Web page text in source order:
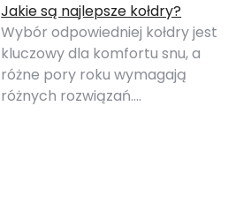
Jakie są najlepsze kołdry?
Wybór odpowiedniej kołdry jest
kluczowy dla komfortu snu, a
różne pory roku wymagają
różnych rozwiązań.…